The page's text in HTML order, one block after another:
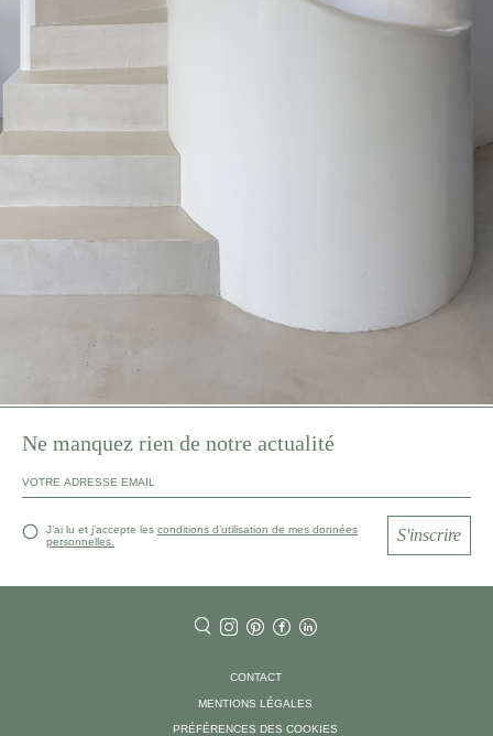
Ne manquez rien de notre actualité
J’ai lu et j’accepte les conditions d’utilisation de mes données
personnelles.
S'inscrire
CONTACT
MENTIONS LÉGALES
PRÉFÉRENCES DES COOKIES